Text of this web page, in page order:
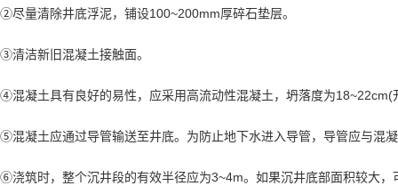
②尽量清除井底浮泥，铺设100~200mm厚碎石垫层。
③清洁新旧混凝土接触面。
④混凝土具有良好的易性，应采用高流动性混凝土，坍落度为18~22cm(
⑤混凝土应通过导管输送至井底。为防止地下水进入导管，导管应与混
⑥浇筑时，整个沉井段的有效半径应为3~4m。如果沉井底部面积较大